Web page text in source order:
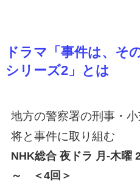
ドラマ「事件は、
シリーズ2」とは
地方の警察署の刑事・
将と事件に取り組む
NHK総合 夜ドラ 月-木曜
～ ＜4回＞